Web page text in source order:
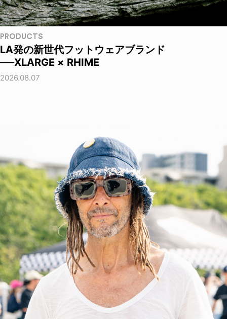
PRODUCTS
LA発の新世代フットウェアブランド
──XLARGE × RHIME
2026.08.07